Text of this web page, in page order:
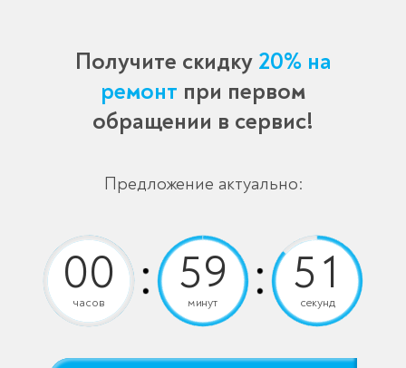
Получите скидку 20% на
ремонт при первом
обращении в сервис!
Предложение актуально:
часов минут секунд